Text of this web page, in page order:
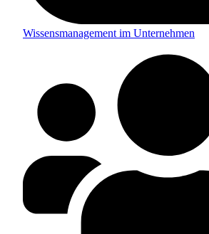
Wissensmanagement im Unternehmen